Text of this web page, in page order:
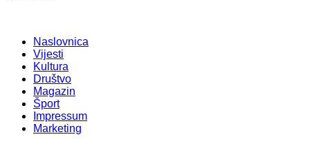
Naslovnica
Vijesti
Kultura
Društvo
Magazin
Šport
Impressum
Marketing